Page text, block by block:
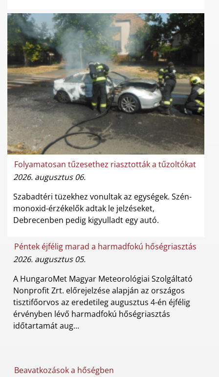
Folyamatosan tűzesethez riasztották a tűzoltókat
2026. augusztus 06.
Szabadtéri tüzekhez vonultak az egységek. Szén-
monoxid-érzékelők adtak le jelzéseket,
Debrecenben pedig kigyulladt egy autó.
Péntek éjfélig marad a harmadfokú hőségriasztás
2026. augusztus 05.
A HungaroMet Magyar Meteorológiai Szolgáltató
Nonprofit Zrt. előrejelzése alapján az országos
tisztifőorvos az eredetileg augusztus 4-én éjfélig
érvényben lévő harmadfokú hőségriasztás
időtartamát aug...
Beavatkozások a hőségben